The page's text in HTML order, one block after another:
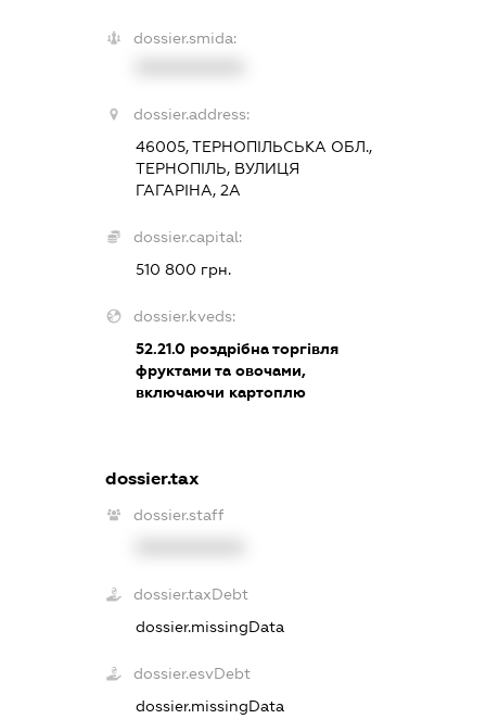
dossier.smida:
dossier.address:
46005, ТЕРНОПІЛЬСЬКА ОБЛ.,
ТЕРНОПІЛЬ, ВУЛИЦЯ
ГАГАРІНА, 2А
dossier.capital:
510 800 грн.
dossier.kveds:
52.21.0роздрібна торгівля
фруктами та овочами,
включаючи картоплю
dossier.tax
dossier.staff
dossier.taxDebt
dossier.missingData
dossier.esvDebt
dossier.missingData